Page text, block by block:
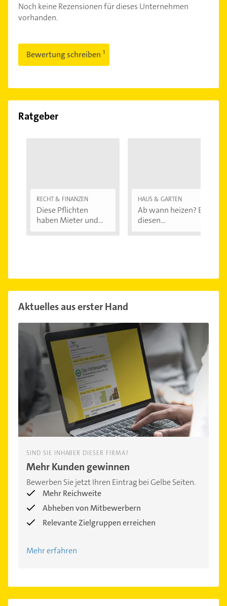
Noch keine Rezensionen für dieses Unternehmen
vorhanden.
Bewertung schreiben
Ratgeber
RECHT & FINANZEN
Diese Pflichten
haben Mieter und...
HAUS & GARTEN
Ab wann heizen? Bei
diesen
Aktuelles aus erster Hand
SIND SIE INHABER DIESER FIRMA?
Mehr Kunden gewinnen
Bewerben Sie jetzt Ihren Eintrag bei Gelbe Seiten.
Mehr Reichweite
Abheben von Mitbewerbern
Relevante Zielgruppen erreichen
Mehr erfahren